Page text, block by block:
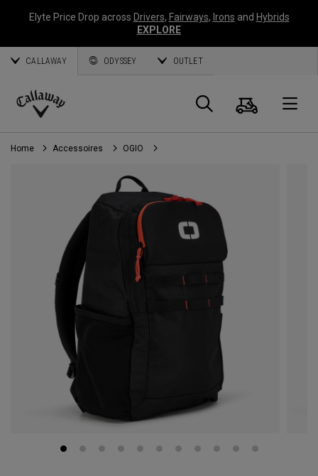
Elyte Price Drop across Drivers, Fairways, Irons and Hybrids
EXPLORE
CALLAWAY ODYSSEY OUTLET
Callaway
Golf
Panier
Home Accessoires OGIO